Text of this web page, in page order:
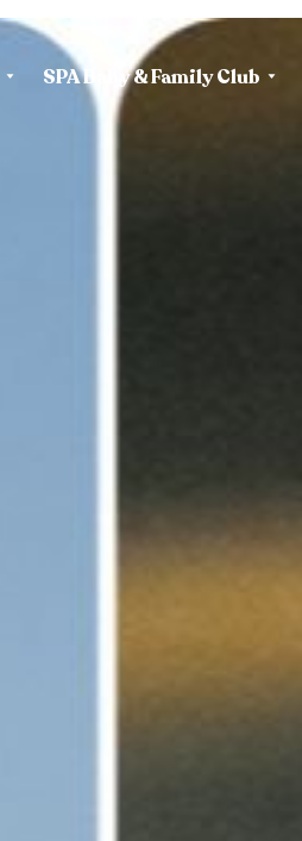
SPA Baby & Family Club